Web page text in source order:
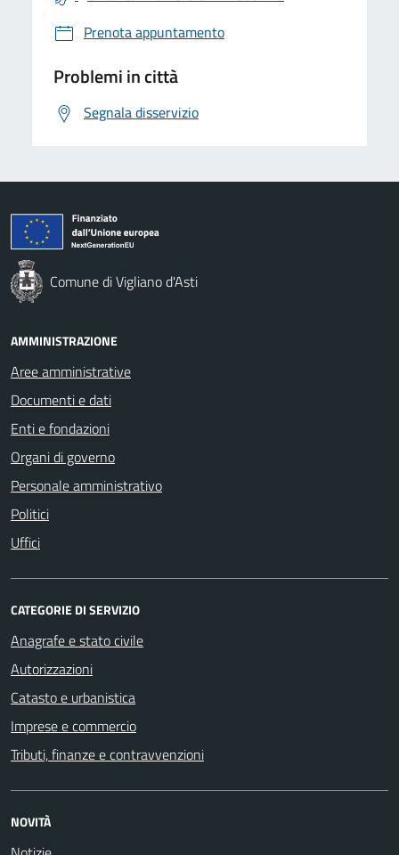
Prenota appuntamento
Problemi in città
Segnala disservizio
Comune di Vigliano d'Asti
AMMINISTRAZIONE
Aree amministrative
Documenti e dati
Enti e fondazioni
Organi di governo
Personale amministrativo
Politici
Uffici
CATEGORIE DI SERVIZIO
Anagrafe e stato civile
Autorizzazioni
Catasto e urbanistica
Imprese e commercio
Tributi, finanze e contravvenzioni
NOVITÀ